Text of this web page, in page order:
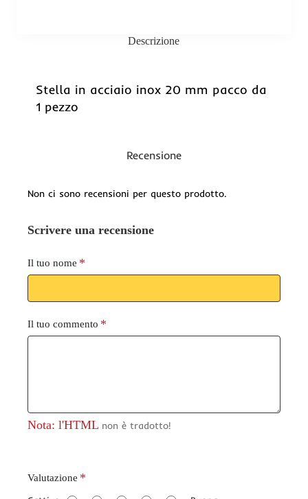
Descrizione
Stella in acciaio inox 20 mm pacco da
1 pezzo
Recensione
Non ci sono recensioni per questo prodotto.
Scrivere una recensione
Il tuo nome
Il tuo commento
Nota: l'HTML non è tradotto!
V
Valutazione